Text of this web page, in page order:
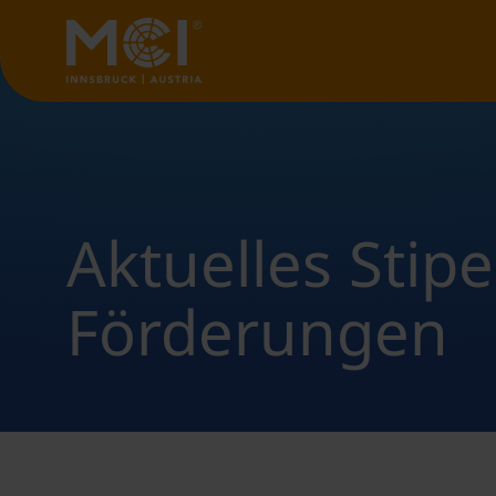
Aktuelles
Förderungen